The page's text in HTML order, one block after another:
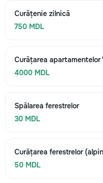
Curățenie zilnică
750 MDL
Curățarea apartamentelor
4000 MDL
Spălarea ferestrelor
30 MDL
Curățarea ferestrelor
50 MDL